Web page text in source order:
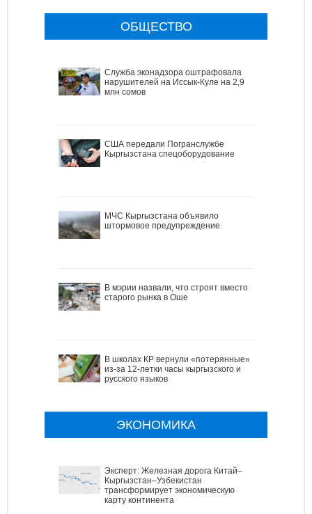
ОБЩЕСТВО
Служба эконадзора оштрафовала
нарушителей на Иссык-Куле на 2,9
млн сомов
США передали Погранслужбе
Кыргызстана спецоборудование
МЧС Кыргызстана объявило
штормовое предупреждение
В мэрии назвали, что строят вместо
старого рынка в Оше
В школах КР вернули «потерянные»
из-за 12-летки часы кыргызского и
русского языков
ЭКОНОМИКА
Эксперт: Железная дорога Китай–
Кыргызстан–Узбекистан
трансформирует экономическую
карту континента